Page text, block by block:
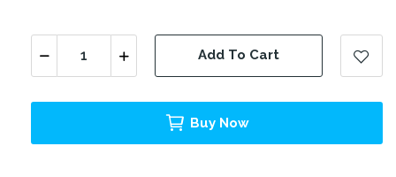
Add To Cart
Buy Now